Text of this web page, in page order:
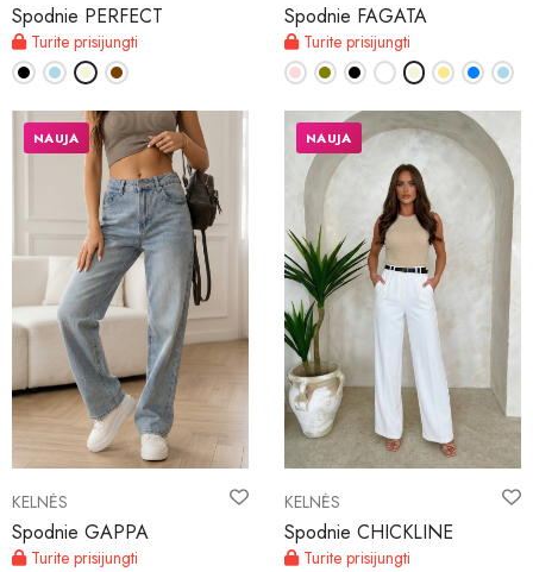
Spodnie PERFECT
Turite prisijungti
Spodnie FAGATA
Turite prisijungti
KELNĖS
Spodnie GAPPA
Turite prisijungti
NAUJA
KELNĖS
Spodnie CHICKLINE
Turite prisijungti
NAUJA